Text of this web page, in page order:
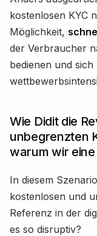
kostenlosen KYC
Möglichkeit,
der Verbraucher
bedienen und sich
Wie Didit die
unbegrenzten
warum wir
In diesem
kostenlosen und
Referenz in der
es so disruptiv?